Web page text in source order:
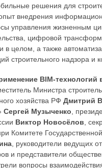
решения для
внедрения
управления жизненным
цифровой
в целом, а также
строительного надзора и
BIM-технологий
Министра
хозяйства РФ Дмитрий
Сергей Музыченко,
Виктор Новосёлов,
Комитете
, руководители ведущих
и представители
вопросы